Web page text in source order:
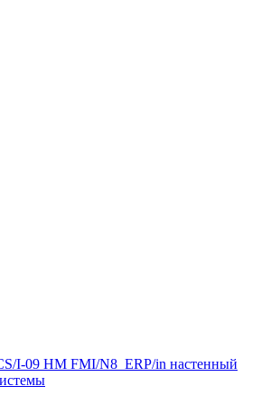
I-09 HM FMI/N8_ERP/in настенный